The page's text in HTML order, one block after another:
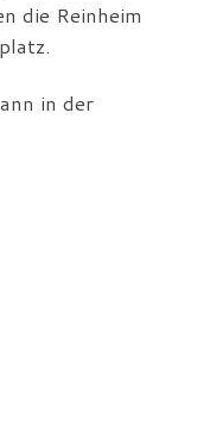
die Reinheim
in der